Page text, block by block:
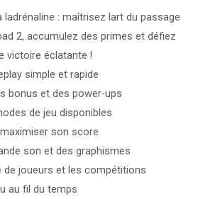
ladrénaline : maîtrisez lart du passage
2, accumulez des primes et défiez
victoire éclatante !
simple et rapide
bonus et des power-ups
de jeu disponibles
son score
son et des graphismes
de joueurs et les compétitions
au fil du temps